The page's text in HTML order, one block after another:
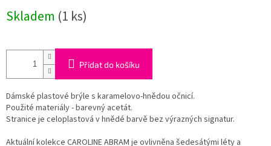
cena:
Skladem (1 ks)
Přidat do košíku
Dámské plastové brýle s karamelovo-hnědou očnicí.
Použité materiály - barevný acetát.
Stranice je celoplastová v hnědé barvě bez výrazných signatur.
Aktuální kolekce CAROLINE ABRAM je ovlivněna šedesátými léty a